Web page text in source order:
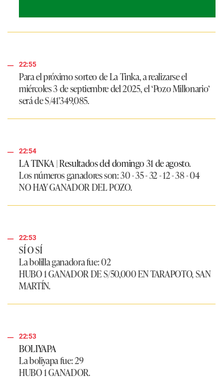
22:55
Para el próximo sorteo deLa Tinka, a realizarse el
miércoles 3 de septiembre del 2025, el ‘Pozo Millonario’
será deS/41'349,085.
22:54
LA TINKA | Resultados del domingo 31 de agosto.
Los números ganadores son:30 - 35 - 32 - 12 - 38 - 04
NO HAY GANADOR DEL POZO.
22:53
SÍ O SÍ
La bolilla ganadora fue:02
HUBO 1 GANADOR DE S/50,000 EN TARAPOTO, SAN
MARTÍN.
22:53
BOLIYAPA
La boliyapa fue:29
HUBO 1 GANADOR.